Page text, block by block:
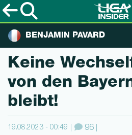
BENJAMIN PAVARD
Keine
von den
bleibt!
19.08.2023 - 00:49 96